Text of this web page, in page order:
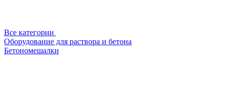
Все категории
Оборудование для раствора и бетона
Бетономешалки